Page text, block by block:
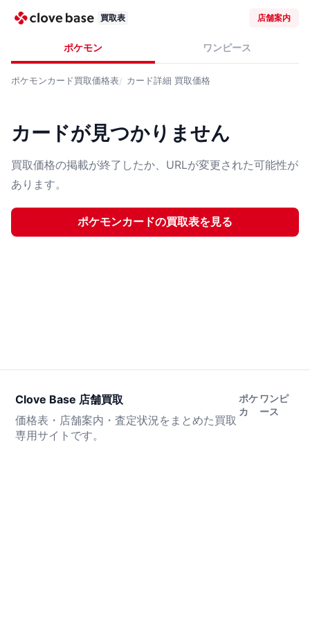
買取表 店舗案内
ポケモン ワンピース
ポケモンカード買取価格表 カード詳細 買取価格
カードが見つかりません
買取価格の掲載が終了したか、URLが変更された可能性が
あります。
ポケモンカードの買取表を見る
Clove Base 店舗買取
価格表・店舗案内・査定状況をまとめた買取
専用サイトです。
ポケ
カ
ワンピ
ース